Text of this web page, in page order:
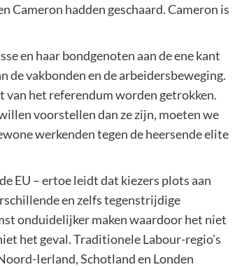
Cameron hadden geschaard. Cameron is
en haar bondgenoten aan de ene kant
de vakbonden en de arbeidersbeweging.
het referendum worden getrokken.
voorstellen dan ze zijn, moeten we
werkenden tegen de heersende elite
EU – ertoe leidt dat kiezers plots aan
en zelfs tegenstrijdige
onduidelijker maken waardoor het niet
het geval. Traditionele Labour-regio’s
Ierland, Schotland en Londen